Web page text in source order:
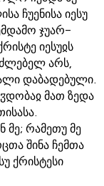
ჩუენისა იესუ
ჯუარ-
იესუჲს
არს,
დაბადებული.
მათ ზედა
მე; რამეთუ მე
შინა ჩემთა
ქრისტესი